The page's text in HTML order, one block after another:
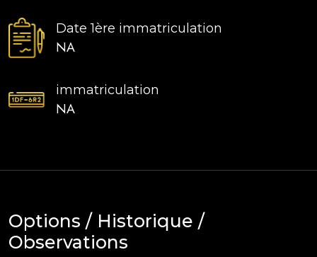
Date 1ère immatriculation
NA
immatriculation
NA
Options / Historique /
Observations